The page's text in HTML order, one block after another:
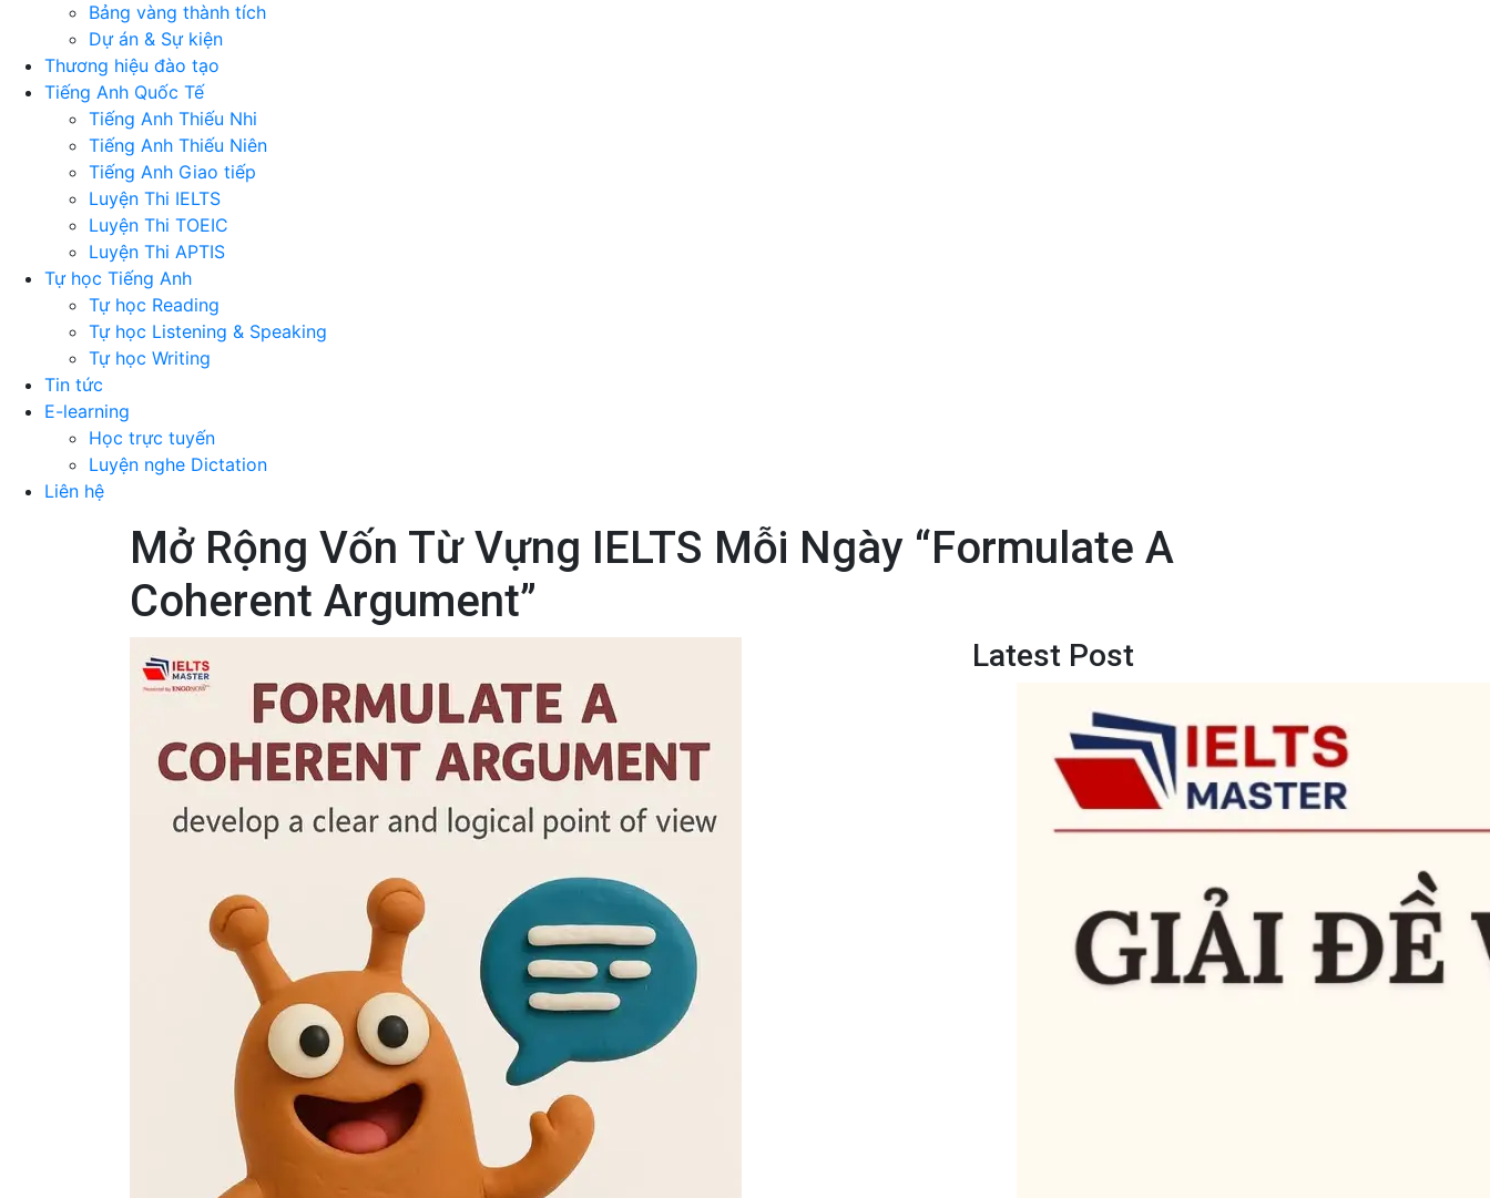
Bảng vàng thành tích
Dự án & Sự kiện
Thương hiệu đào tạo
Tiếng Anh Quốc Tế
Tiếng Anh Thiếu Nhi
Tiếng Anh Thiếu Niên
Tiếng Anh Giao tiếp
Luyện Thi IELTS
Luyện Thi TOEIC
Luyện Thi APTIS
Tự học Tiếng Anh
Tự học Reading
Tự học Listening & Speaking
Tự học Writing
Tin tức
E-learning
Học trực tuyến
Luyện nghe Dictation
Liên hệ
Mở Rộng Vốn Từ Vựng IELTS Mỗi Ngày “Formulate A
Coherent Argument”
Latest Post